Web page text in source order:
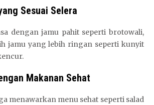
Sesuai Selera
dengan jamu pahit seperti brotowali,
jamu yang lebih ringan seperti kunyit
Makanan Sehat
menawarkan menu sehat seperti salad